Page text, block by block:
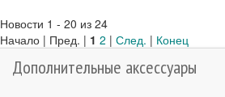
Новости 1 - 20 из 24
Начало | Пред. | 1 2 | След. | Конец
Дополнительные аксессуары